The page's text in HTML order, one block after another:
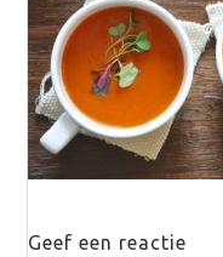
Geef een reactie